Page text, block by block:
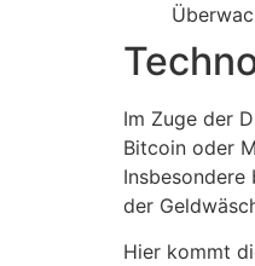
Im Zuge der
Bitcoin oder
der
Hier kommt